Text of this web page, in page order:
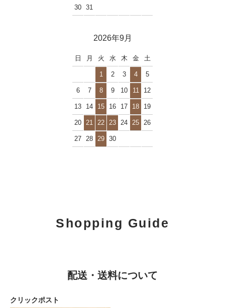
30 31
2026年9月
日 月 火 水 木 金 土
1 2 3 4 5
6 7 8 9 10 11 12
13 14 15 16 17 18 19
20 21 22 23 24 25 26
27 28 29 30
Shopping Guide
配送・送料について
クリックポスト